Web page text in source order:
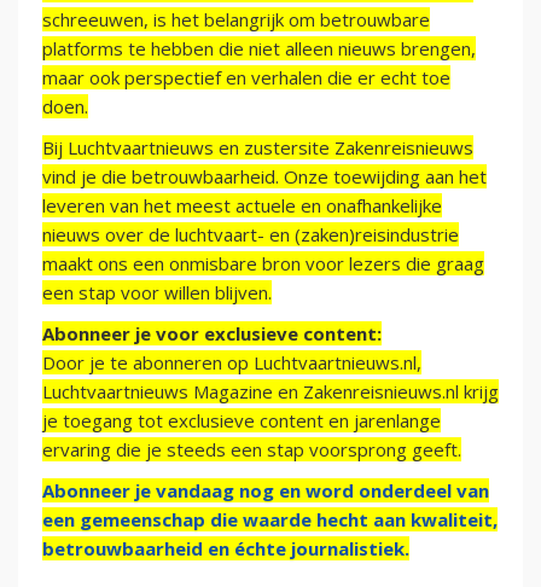
schreeuwen, is het belangrijk om betrouwbare
platforms te hebben die niet alleen nieuws brengen,
maar ook perspectief en verhalen die er echt toe
doen.
Bij Luchtvaartnieuws en zustersite Zakenreisnieuws
vind je die betrouwbaarheid. Onze toewijding aan het
leveren van het meest actuele en onafhankelijke
nieuws over de luchtvaart- en (zaken)reisindustrie
maakt ons een onmisbare bron voor lezers die graag
een stap voor willen blijven.
Abonneer je voor exclusieve content:
Door je te abonneren op Luchtvaartnieuws.nl,
Luchtvaartnieuws Magazine en Zakenreisnieuws.nl krijg
je toegang tot exclusieve content en jarenlange
ervaring die je steeds een stap voorsprong geeft.
Abonneer je vandaag nog en word onderdeel van
een gemeenschap die waarde hecht aan kwaliteit,
betrouwbaarheid en échte journalistiek.